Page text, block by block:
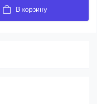
В корзину